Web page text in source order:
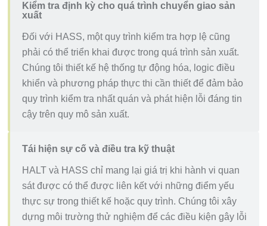
Kiểm tra định kỳ cho quá trình chuyển giao sản
xuất
Đối với HASS, một quy trình kiểm tra hợp lệ cũng
phải có thể triển khai được trong quá trình sản xuất.
Chúng tôi thiết kế hệ thống tự động hóa, logic điều
khiển và phương pháp thực thi cần thiết để đảm bảo
quy trình kiểm tra nhất quán và phát hiện lỗi đáng tin
cậy trên quy mô sản xuất.
Tái hiện sự cố và điều tra kỹ thuật
HALT và HASS chỉ mang lại giá trị khi hành vi quan
sát được có thể được liên kết với những điểm yếu
thực sự trong thiết kế hoặc quy trình. Chúng tôi xây
dựng môi trường thử nghiệm để các điều kiện gây lỗi